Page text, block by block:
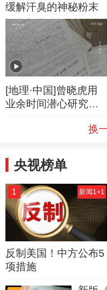
缓解汗臭的神秘粉末
[地理·中国]曾晓虎用
业余时间潜心研究临
换
央视榜单
1 新闻1+1
反制美国！中方公布5
项措施